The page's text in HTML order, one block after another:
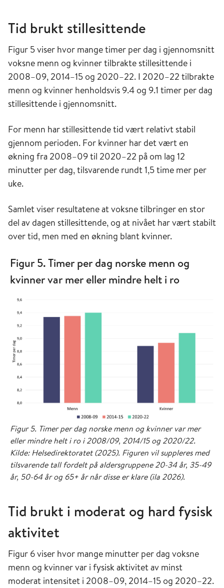
Tid brukt stillesittende
Figur 5 viser hvor mange timer per dag i gjennomsnitt
voksne menn og kvinner tilbrakte stillesittende i
2008–09, 2014–15 og 2020–22. I 2020–22 tilbrakte
menn og kvinner henholdsvis 9.4 og 9.1 timer per dag
stillesittende i gjennomsnitt.
For menn har stillesittende tid vært relativt stabil
gjennom perioden. For kvinner har det vært en
økning fra 2008–09 til 2020–22 på om lag 12
minutter per dag, tilsvarende rundt 1,5 time mer per
uke.
Samlet viser resultatene at voksne tilbringer en stor
del av dagen stillesittende, og at nivået har vært stabilt
over tid, men med en økning blant kvinner.
Figur 5. Timer per dag norske menn og
kvinner var mer eller mindre helt i ro
Figur 5. Timer per dag norske menn og kvinner var mer
eller mindre helt i ro i 2008/09, 2014/15 og 2020/22.
Kilde: Helsedirektoratet (2025). Figuren vil suppleres med
tilsvarende tall fordelt på aldersgruppene 20-34 år, 35-49
år, 50-64 år og 65+ år når disse er klare (ila 2026).
Tid brukt i moderat og hard fysisk
aktivitet
Figur 6 viser hvor mange minutter per dag voksne
menn og kvinner var i fysisk aktivitet av minst
moderat intensitet i 2008–09, 2014–15 og 2020–22.